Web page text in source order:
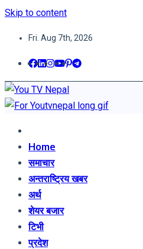
Skip to content
Fri. Aug 7th, 2026
Home
समाचार
अन्तराष्ट्रिय खबर
अर्थ
शेयर बजार
टिभी
प्रदेश